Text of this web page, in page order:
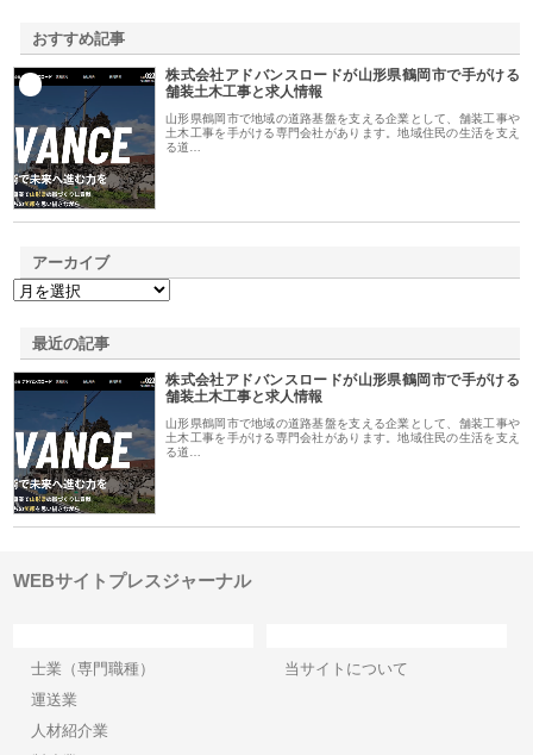
おすすめ記事
株式会社アドバンスロードが山形県鶴岡市で手がける
舗装土木工事と求人情報
山形県鶴岡市で地域の道路基盤を支える企業として、舗装工事や
土木工事を手がける専門会社があります。地域住民の生活を支え
る道…
アーカイブ
最近の記事
株式会社アドバンスロードが山形県鶴岡市で手がける
舗装土木工事と求人情報
山形県鶴岡市で地域の道路基盤を支える企業として、舗装工事や
土木工事を手がける専門会社があります。地域住民の生活を支え
る道…
WEBサイトプレスジャーナル
士業（専門職種）
運送業
人材紹介業
当サイトについて